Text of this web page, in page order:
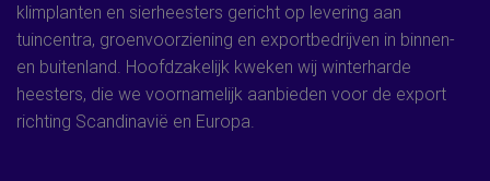
klimplanten en sierheesters gericht op levering aan
tuincentra, groenvoorziening en exportbedrijven in binnen-
en buitenland. Hoofdzakelijk kweken wij winterharde
heesters, die we voornamelijk aanbieden voor de export
richting Scandinavië en Europa.